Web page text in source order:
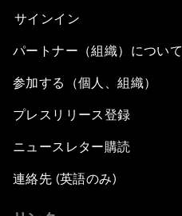
サインイン
パートナー（組織）について
参加する（個人、組織）
プレスリリース登録
ニュースレター購読
連絡先 (英語のみ)